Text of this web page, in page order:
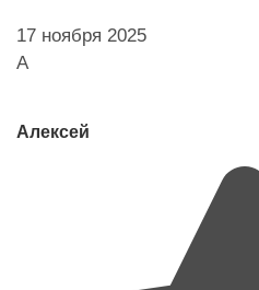
17 ноября 2025
А
Алексей